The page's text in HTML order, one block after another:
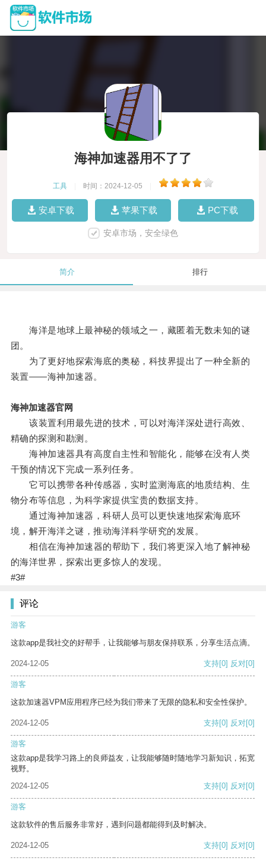
海神加速器用不了了
工具 时间：2024-12-05
安卓下载 苹果下载 PC下载
安卓市场，安全绿色
简介 排行
海洋是地球上最神秘的领域之一，藏匿着无数未知的谜
团。
为了更好地探索海底的奥秘，科技界提出了一种全新的
装置——海神加速器。
海神加速器官网
该装置利用最先进的技术，可以对海洋深处进行高效、
精确的探测和勘测。
海神加速器具有高度自主性和智能化，能够在没有人类
干预的情况下完成一系列任务。
它可以携带各种传感器，实时监测海底的地质结构、生
物分布等信息，为科学家提供宝贵的数据支持。
通过海神加速器，科研人员可以更快速地探索海底环
境，解开海洋之谜，推动海洋科学研究的发展。
相信在海神加速器的帮助下，我们将更深入地了解神秘
的海洋世界，探索出更多惊人的发现。
#3#
评论
游客
这款app是我社交的好帮手，让我能够与朋友保持联系，分享生活点滴。
2024-12-05 支持[0] 反对[0]
游客
这款加速器VPM应用程序已经为我们带来了无限的隐私和安全性保护。
2024-12-05 支持[0] 反对[0]
游客
这款app是我学习路上的良师益友，让我能够随时随地学习新知识，拓宽
视野。
2024-12-05
支持[0] 反对[0]
游客
这款软件的售后服务非常好，遇到问题都能得到及时解决。
2024-12-05 支持[0] 反对[0]